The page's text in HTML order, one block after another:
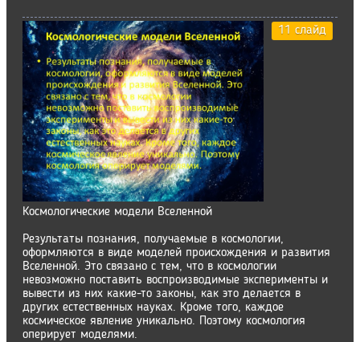
11 слайд
Космологические модели Вселенной
Результаты познания, получаемые в космологии,
оформляются в виде моделей происхождения и развития
Вселенной. Это связано с тем, что в космологии
невозможно поставить воспроизводимые эксперименты и
вывести из них какие-то законы, как это делается в
других естественных науках. Кроме того, каждое
космическое явление уникально. Поэтому космология
оперирует моделями.